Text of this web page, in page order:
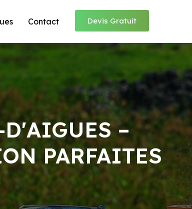
Contact Devis Gratuit
–
PARFAITES